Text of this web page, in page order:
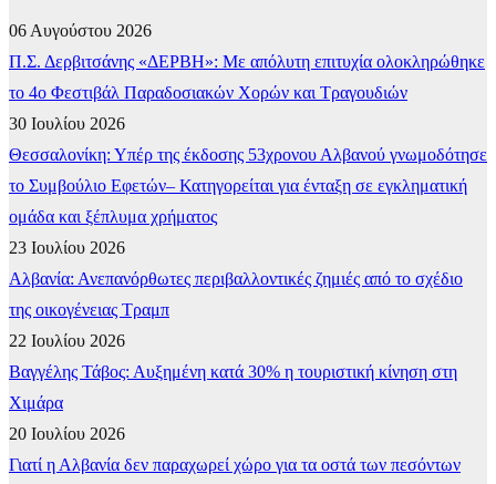
06 Αυγούστου 2026
Π.Σ. Δερβιτσάνης «ΔΕΡΒΗ»: Με απόλυτη επιτυχία ολοκληρώθηκε
το 4ο Φεστιβάλ Παραδοσιακών Χορών και Τραγουδιών
30 Ιουλίου 2026
Θεσσαλονίκη: Υπέρ της έκδοσης 53χρονου Αλβανού γνωμοδότησε
το Συμβούλιο Εφετών– Κατηγορείται για ένταξη σε εγκληματική
ομάδα και ξέπλυμα χρήματος
23 Ιουλίου 2026
Αλβανία: Ανεπανόρθωτες περιβαλλοντικές ζημιές από το σχέδιο
της οικογένειας Τραμπ
22 Ιουλίου 2026
Βαγγέλης Τάβος: Αυξημένη κατά 30% η τουριστική κίνηση στη
Χιμάρα
20 Ιουλίου 2026
Γιατί η Αλβανία δεν παραχωρεί χώρο για τα οστά των πεσόντων